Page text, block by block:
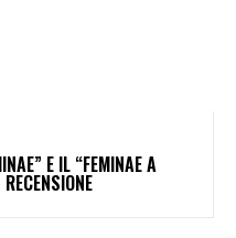
E IL “FEMINAE A